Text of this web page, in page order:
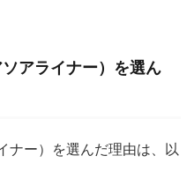
アライナー）を選ん
ナー）を選んだ理由は、以